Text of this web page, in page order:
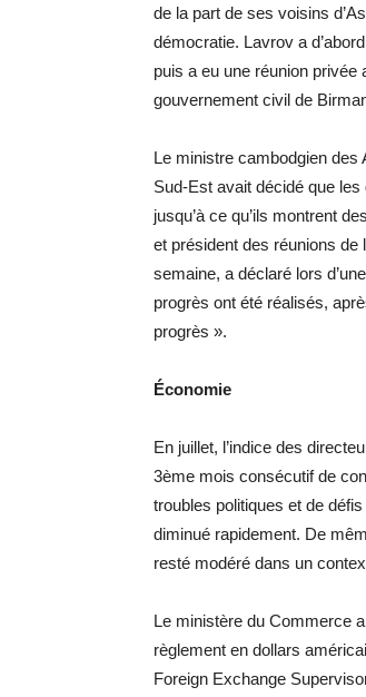
de la part de ses voisins
démocratie. Lavrov a
puis a eu une réunion
gouvernement civil de
Le ministre cambodgien des
Sud-Est avait décidé que
jusqu’à ce qu’ils montrent
et président des réunions de
semaine, a déclaré lors
progrès ont été réalisés,
progrès ».
Économie
En juillet, l’indice des
3ème mois consécutif de
troubles politiques et de
diminué rapidement. De
resté modéré dans un
Le ministère du Commerce
règlement en dollars
Foreign Exchange